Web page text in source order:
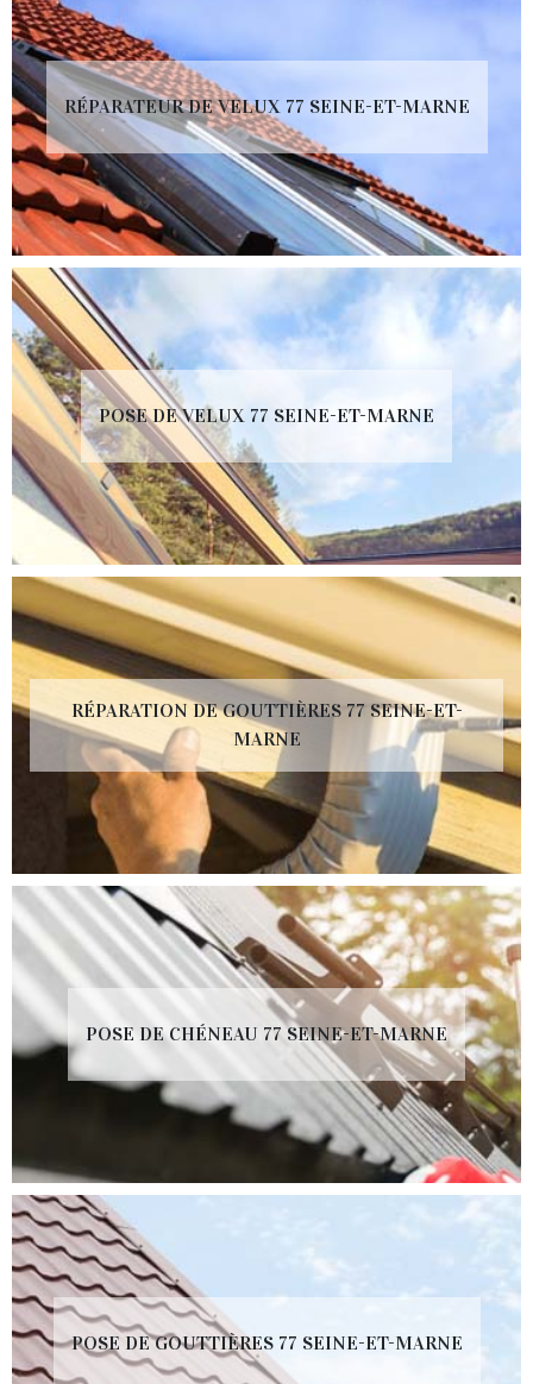
RÉPARATEUR DE VELUX 77 SEINE-ET-MARNE
POSE DE VELUX 77 SEINE-ET-MARNE
RÉPARATION DE GOUTTIÈRES 77 SEINE-ET-
MARNE
POSE DE CHÉNEAU 77 SEINE-ET-MARNE
POSE DE GOUTTIÈRES 77 SEINE-ET-MARNE